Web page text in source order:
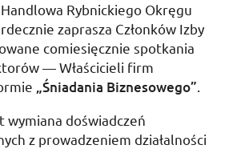
Rybnickiego Okręgu
zaprasza Członków Izby
comiesięcznie spotkania
— Właścicieli firm
„Śniadania Biznesowego”
wymiana doświadczeń
z prowadzeniem działalności